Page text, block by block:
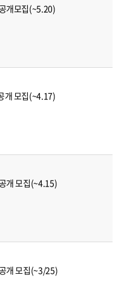
개모집(~5.20)
개 모집(~4.17)
개 모집(~4.15)
개 모집(~3/25)